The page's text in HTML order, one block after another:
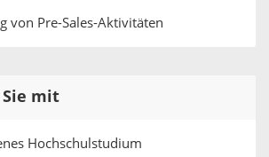
von Pre-Sales-Aktivitäten
Sie mit
Hochschulstudium